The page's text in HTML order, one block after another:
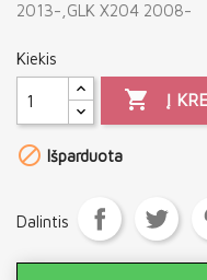
2013-,GLK X204 2008-
Kiekis
 Į
 Išparduota
Dalintis